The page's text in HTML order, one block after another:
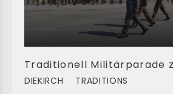
Traditionell Militärparade
DIEKIRCH TRADITIONS